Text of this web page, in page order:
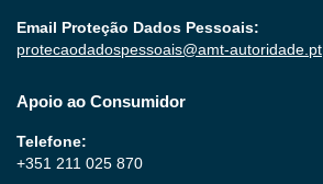
Email Proteção Dados Pessoais:
protecaodadospessoais@amt-autoridade.pt
Apoio ao Consumidor
Telefone:
+351 211 025 870